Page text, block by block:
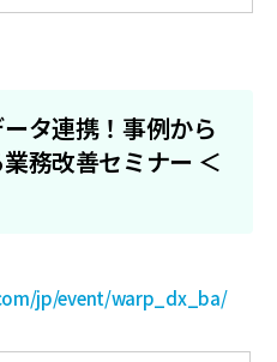
タ連携！事例から
務改善セミナー ＜
jp/event/warp_dx_ba/